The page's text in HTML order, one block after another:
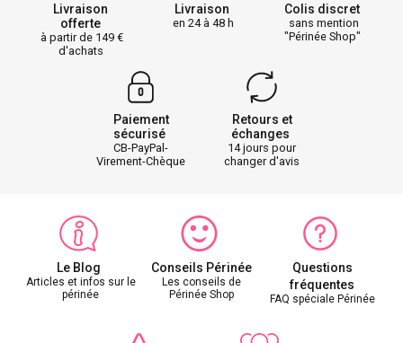
Livraison
offerte
à partir de 149
d'achats
Livraison
en 24 à 48 h
Colis discret
sans mention
"Périnée Shop"
Paiement
sécurisé
CB-PayPal-
Virement-Chèque
Retours et
échanges
14 jours pour
changer d'avis
Le Blog
Articles et infos sur le
périnée
Conseils Périnée
Les conseils de
Périnée Shop
Questions
fréquentes
FAQ spéciale Périnée